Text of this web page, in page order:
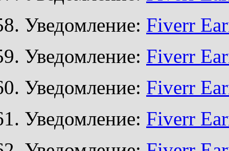
Уведомление: Fiverr
Уведомление: Fiverr
Уведомление: Fiverr
Уведомление: Fiverr